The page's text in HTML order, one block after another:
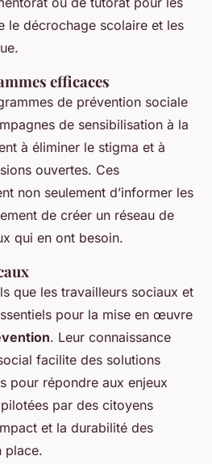
le décrochage scolaire et les
efficaces
de prévention sociale
de sensibilisation à la
à éliminer le stigma et à
ouvertes. Ces
non seulement d’informer les
de créer un réseau de
qui en ont besoin.
que les travailleurs sociaux et
pour la mise en œuvre
. Leur connaissance
facilite des solutions
pour répondre aux enjeux
par des citoyens
et la durabilité des
place.